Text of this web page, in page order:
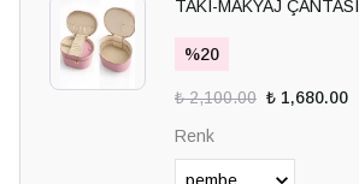
TAKI-MAKYAJ ÇANTASI
%20
₺ 2,100.00 ₺ 1,680.00
Renk